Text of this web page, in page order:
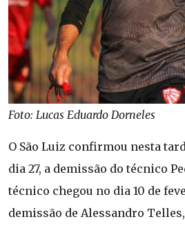
Foto: Lucas Eduardo Dorneles
O São Luiz confirmou nesta
dia 27, a demissão do técnico
técnico chegou no dia 10 de
demissão de Alessandro